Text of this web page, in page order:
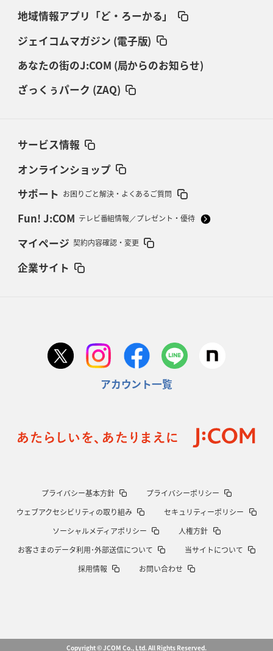
地域情報アプリ「ど・ろーかる」
ジェイコムマガジン (電子版)
あなたの街のJ:COM (局からのお知らせ)
ざっくぅパーク (ZAQ)
サービス情報
オンラインショップ
サポート お困りごと解決・よくあるご質問
Fun! J:COM テレビ番組情報／プレゼント・優待
マイページ 契約内容確認・変更
企業サイト
アカウント一覧
プライバシー基本方針
プライバシーポリシー
ウェブアクセシビリティの取り組み
セキュリティーポリシー
ソーシャルメディアポリシー
人権方針
お客さまのデータ利用･外部送信について
当サイトについて
採用情報
お問い合わせ
Copyright © JCOM Co., Ltd. All Rights Reserved.